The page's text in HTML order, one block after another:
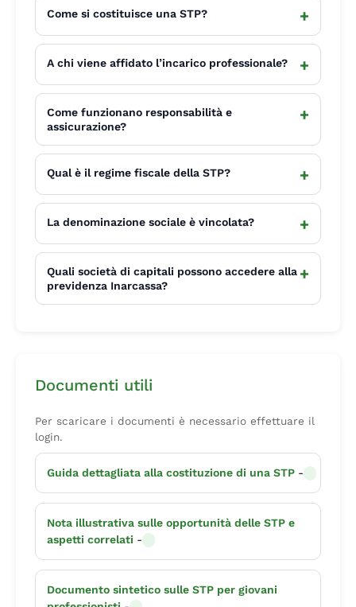
Come si costituisce una STP? +
A chi viene affidato l’incarico professionale? +
Come funzionano responsabilità e
assicurazione?
+
Qual è il regime fiscale della STP? +
La denominazione sociale è vincolata? +
Quali società di capitali possono accedere alla
previdenza Inarcassa?
+
Documenti utili
Per scaricare i documenti è necessario effettuare il
login.
Guida dettagliata alla costituzione di una STP -
Nota illustrativa sulle opportunità delle STP e
aspetti correlati -
Documento sintetico sulle STP per giovani